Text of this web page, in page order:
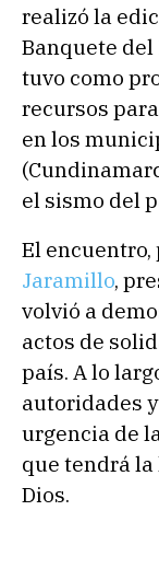
realizó la
Banquete del
tuvo como
recursos
en los
el sismo del
El
Jaramillo,
volvió a
actos de
país. A lo
autoridades
urgencia de
que tendrá
Dios.